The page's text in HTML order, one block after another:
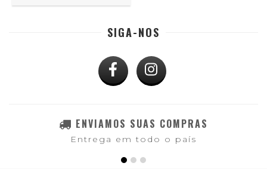
SIGA-NOS
ENVIAMOS SUAS COMPRAS
Entrega em todo o país